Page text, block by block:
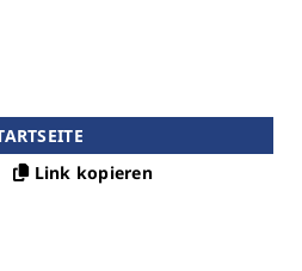
Link kopieren